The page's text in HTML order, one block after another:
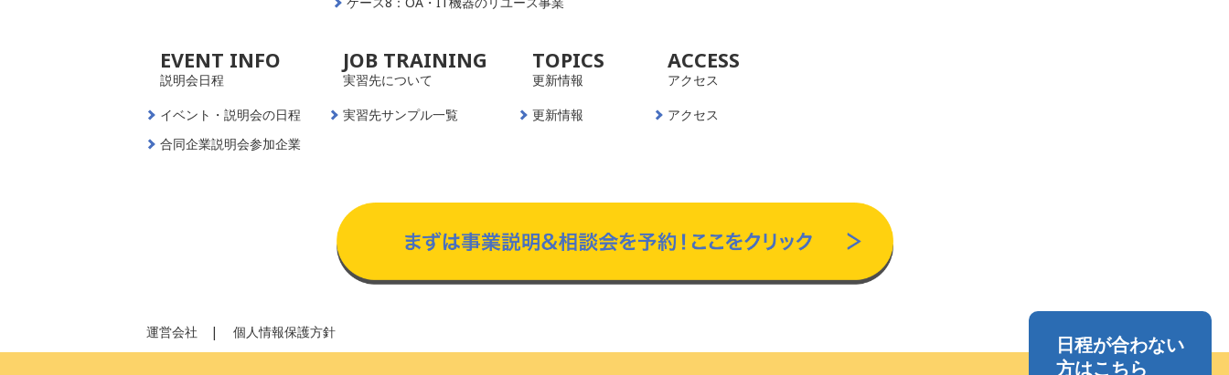
EVENT INFO
説明会日程
イベント・説明会の日程
合同企業説明会参加企業
JOB TRAINING
実習先について
実習先サンプル一覧
TOPICS
更新情報
更新情報
ACCESS
アクセス
アクセス
運営会社 個人情報保護方針
日程が合わない
方はこちら